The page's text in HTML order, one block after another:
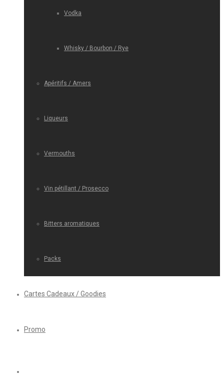
Vodka
Whisky / Bourbon / Rye
Apéritifs / Amers
Liqueurs
Vermouths
Vin pétillant / Prosecco
Bitters aromatiques
Packs
Cartes Cadeaux / Goodies
Promo